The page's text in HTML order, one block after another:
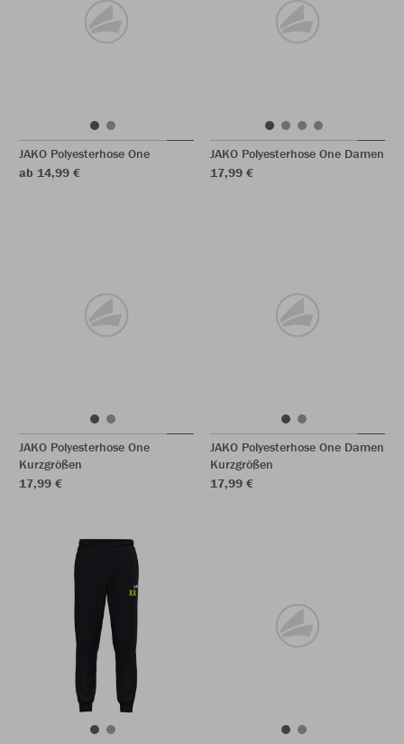
JAKO Polyesterhose One
ab 14,99 €
JAKO Polyesterhose One Damen
17,99 €
JAKO Polyesterhose One
Kurzgrößen
17,99 €
JAKO Polyesterhose One Damen
Kurzgrößen
17,99 €